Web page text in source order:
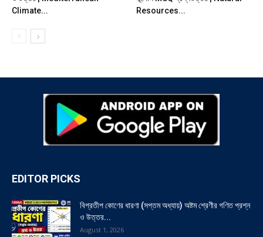
Climate...
Resources...
EDITOR PICKS
বিপ্রতীপ কোণের ধারণা (সপ্তম অধ্যায়) অষ্টম শ্রেণীর গণিত প্রশ্ন
ও উত্তর...
August 1, 2026